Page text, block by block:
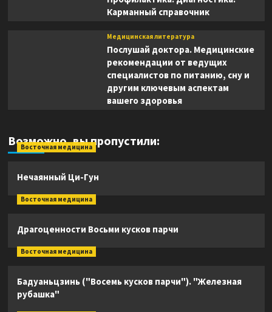
Карманный справочник
Медицинская литература
Послушай доктора. Медицинские
рекомендации от ведущих
специалистов по питанию, сну и
другим ключевым аспектам
вашего здоровья
Возможно, вы пропустили:
Восточная медицина
Нечаянный Ци-Гун
Восточная медицина
Драгоценности Восьми кусков парчи
Восточная медицина
Бадуаньцзинь ("Восемь кусков парчи"). "Железная
рубашка"